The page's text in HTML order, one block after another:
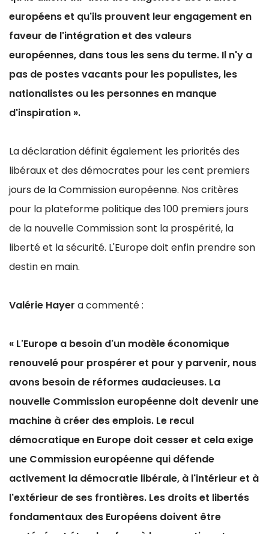
européens et qu'ils prouvent leur engagement en
faveur de l'intégration et des valeurs
européennes, dans tous les sens du terme. Il n'y a
pas de postes vacants pour les populistes, les
nationalistes ou les personnes en manque
d'inspiration ».
La déclaration définit également les priorités des
libéraux et des démocrates pour les cent premiers
jours de la Commission européenne. Nos critères
pour la plateforme politique des 100 premiers jours
de la nouvelle Commission sont la prospérité, la
liberté et la sécurité. L'Europe doit enfin prendre son
destin en main.
Valérie Hayer a commenté :
« L'Europe a besoin d'un modèle économique
renouvelé pour prospérer et pour y parvenir, nous
avons besoin de réformes audacieuses. La
nouvelle Commission européenne doit devenir une
machine à créer des emplois. Le recul
démocratique en Europe doit cesser et cela exige
une Commission européenne qui défende
activement la démocratie libérale, à l'intérieur et à
l'extérieur de ses frontières. Les droits et libertés
fondamentaux des Européens doivent être